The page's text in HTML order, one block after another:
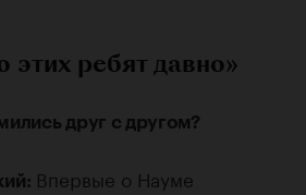
этих ребят давно»
друг с другом?
Впервые о Науме